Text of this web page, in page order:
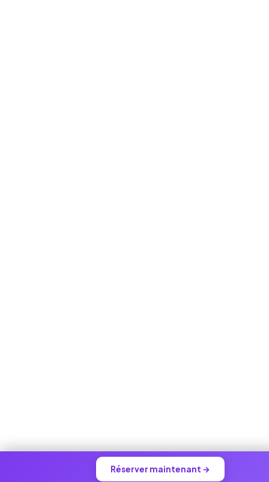
Réserver maintenant →